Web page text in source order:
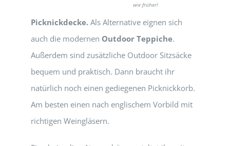
wie früher!
Picknickdecke. Als Alternative eignen sich
auch die modernen Outdoor Teppiche.
Außerdem sind zusätzliche Outdoor Sitzsäcke
bequem und praktisch. Dann braucht ihr
natürlich noch einen gediegenen Picknickkorb.
Am besten einen nach englischem Vorbild mit
richtigen Weingläsern.